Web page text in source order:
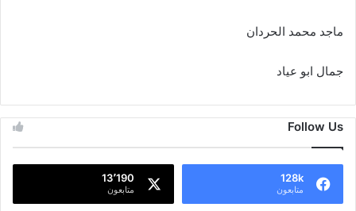
ماجد محمد الحردان
جمال ابو عياد
Follow Us
128k
متابعون
13٬190
متابعون